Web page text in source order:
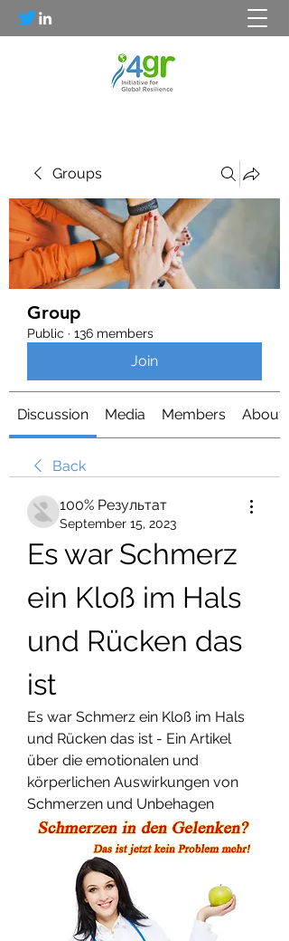
Groups
Group
Public · 136 members
Join
Discussion Media Members About
Back
100% Результат
September 15, 2023
Es war Schmerz
ein Kloß im Hals
und Rücken das
ist
Es war Schmerz ein Kloß im Hals
und Rücken das ist - Ein Artikel
über die emotionalen und
körperlichen Auswirkungen von
Schmerzen und Unbehagen